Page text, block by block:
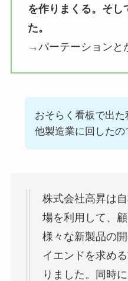
を作りまくる。そし
た。
→パーテーションと
おそらく看板で出
他製造業に回したの
株式会社高昇は
場を利用して、
様々な新製品の
イエンドを求め
りました。同時